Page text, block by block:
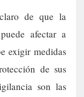
de que la
afectar a
exigir medidas
de sus
son las